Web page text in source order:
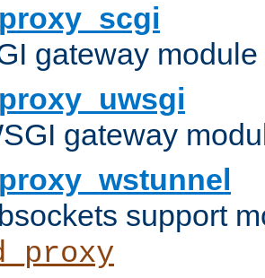
gateway
gateway
support